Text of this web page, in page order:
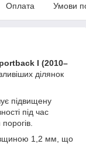
Оплата Умови
I (2010–
ділянок
підвищену
під час
1,2 мм, що